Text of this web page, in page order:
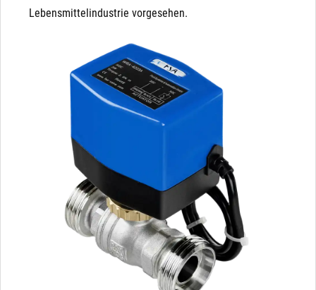
Lebensmittelindustrie vorgesehen.